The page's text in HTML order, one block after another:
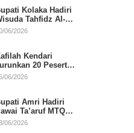
Kolaka Hadiri
Tahfidz Al-
Komitmen
06/2026
Kendari
20 Peserta
Hari Pertama
06/2026
Amri Hadiri
Ta’aruf MTQ
Sultra, Beri
06/2026